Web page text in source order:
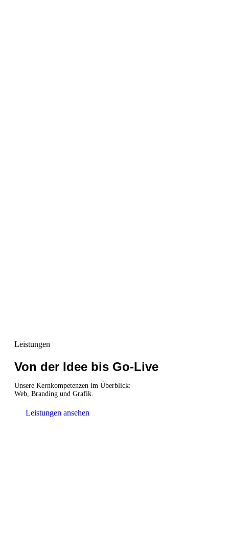
Leistungen
Von der Idee bis Go-Live
Unsere Kernkompetenzen im Überblick:
Web, Branding und Grafik.
Leistungen ansehen